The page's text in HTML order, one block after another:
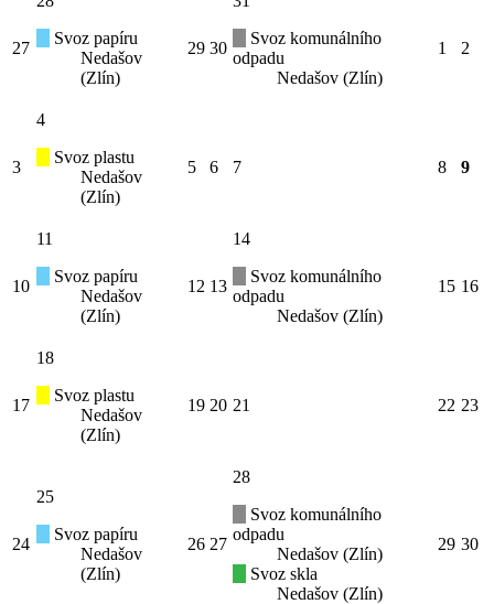
27
Svoz papíru
Nedašov
(Zlín)
29 30
Svoz komunálního
odpadu
Nedašov (Zlín)
1 2
3
4
Svoz plastu
Nedašov
(Zlín)
5 6 7 8 9
10
11
Svoz papíru
Nedašov
(Zlín)
12 13
14
Svoz komunálního
odpadu
Nedašov (Zlín)
15 16
17
18
Svoz plastu
Nedašov
(Zlín)
19 20 21 22 23
24
25
Svoz papíru
Nedašov
(Zlín)
26 27
28
Svoz komunálního
odpadu
Nedašov (Zlín)
Svoz skla
Nedašov (Zlín)
29 30